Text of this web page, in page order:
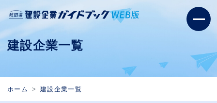
建設企業一覧
ホーム 建設企業一覧